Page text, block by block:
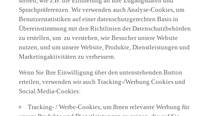
Sprachpräferenzen. Wir verwenden auch Analyse-Cookies, um
Benutzerstatistiken auf einer datenschutzgerechten Basis in
Übereinstimmung mit den Richtlinien der Datenschutzbehörden
zu erstellen, um zu verstehen, wie Besucher unsere Website
nutzen, und um unsere Website, Produkte, Dienstleistungen und
Marketingaktivitäten zu verbessern.
erteilen, verwenden wir auch Tracking-/Werbung Cookies und
Social Media-Cookies:
unsere Produkte und Dienstleistungen zu zeigen, die auf Sie